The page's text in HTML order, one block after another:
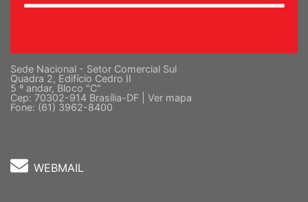
Sede Nacional - Setor Comercial Sul
Quadra 2, Edifício Cedro II
5 º andar, Bloco "C"
Cep: 70302-914 Brasília-DF | Ver mapa
Fone: (61) 3962-8400
WEBMAIL